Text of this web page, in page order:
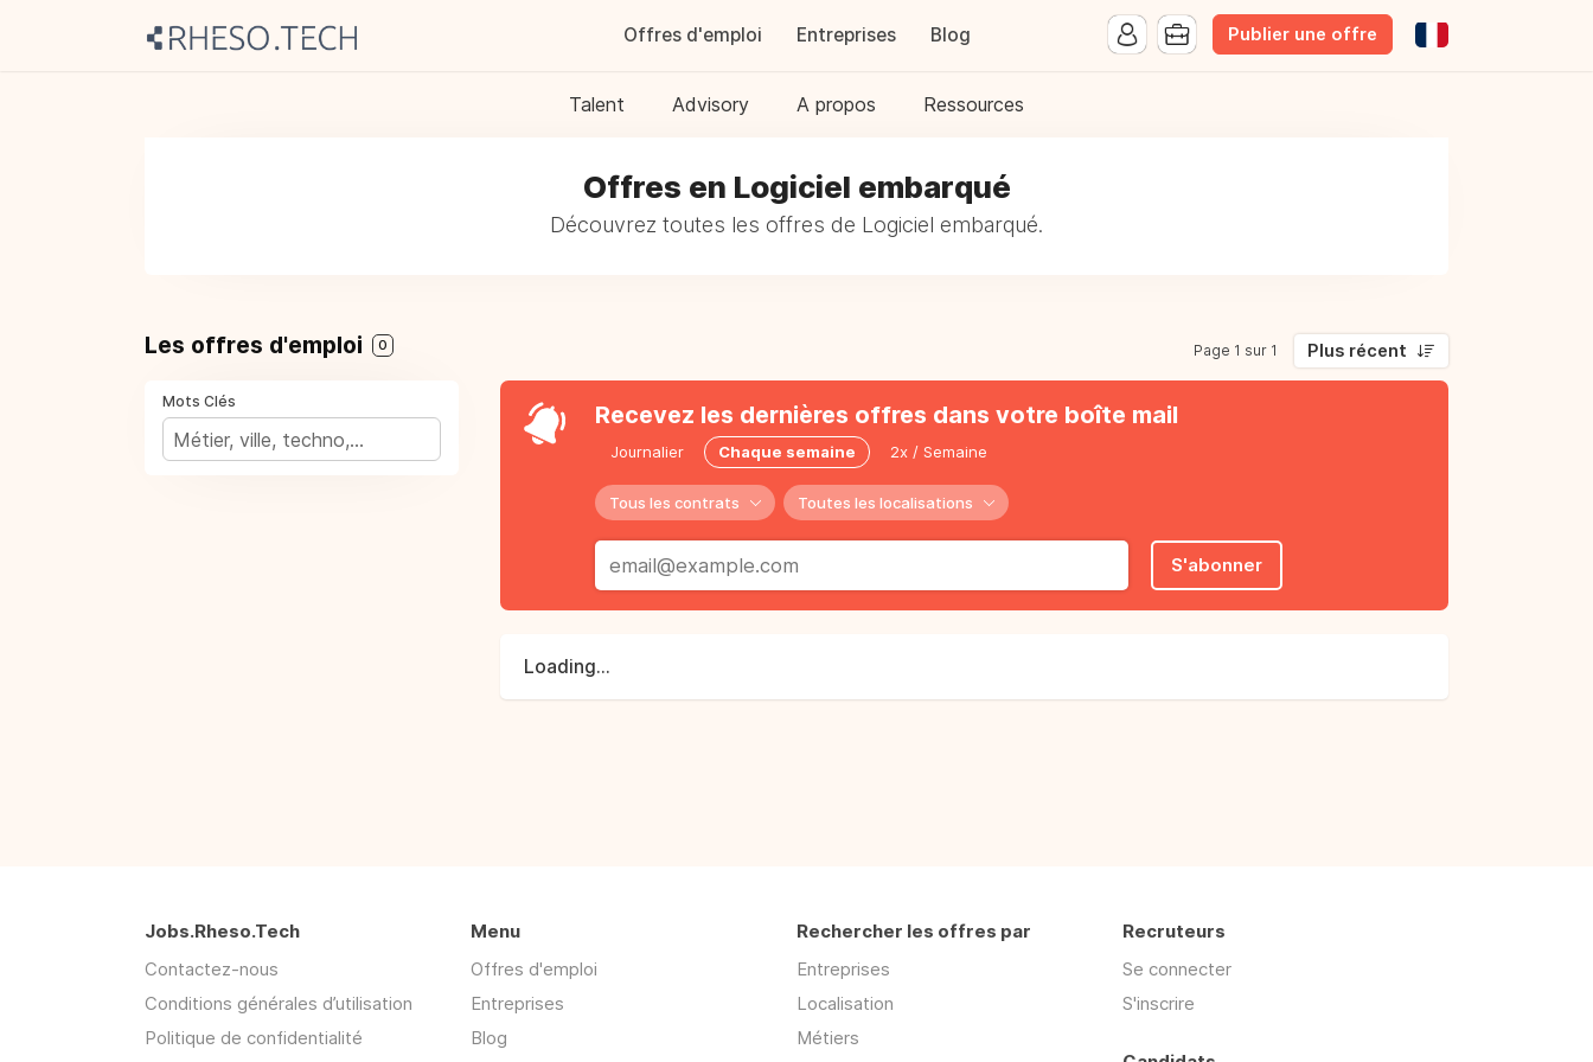
Offres d'emploi Entreprises Blog Publier une offre
Talent Advisory A propos Ressources
Offres en Logiciel embarqué
Découvrez toutes les offres de Logiciel embarqué.
Les offres d'emploi 0 Page 1 sur 1 Plus récent
Mots Clés Recevez les dernières offres dans votre boîte mail
Journalier Chaque semaine 2x / Semaine
Tous les contrats Toutes les localisations
S'abonner
Loading...
Jobs.Rheso.Tech
Contactez-nous
Conditions générales d’utilisation
Politique de confidentialité
Menu
Offres d'emploi
Entreprises
Blog
Rechercher les offres par
Entreprises
Localisation
Métiers
Recruteurs
Se connecter
S'inscrire